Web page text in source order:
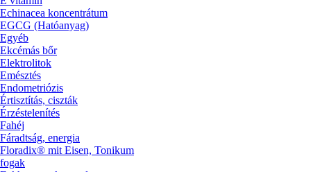
Echinacea koncentrátum
EGCG (Hatóanyag)
Egyéb
Ekcémás bőr
Elektrolitok
Emésztés
Endometriózis
Értisztítás, ciszták
Érzéstelenítés
Fahéj
Fáradtság, energia
Floradix® mit Eisen, Tonikum
fogak